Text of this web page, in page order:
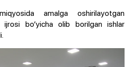
amalga oshirilayotgan
ijrosi bo‘yicha olib borilgan ishlar